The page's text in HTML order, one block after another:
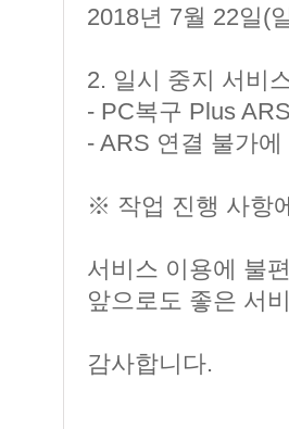
2018년 7월 22일(
2. 일시 중지 서비
- PC복구 Plus
- ARS 연결 불가
※ 작업 진행 사항
서비스 이용에 불
앞으로도 좋은 서
감사합니다.​ ​